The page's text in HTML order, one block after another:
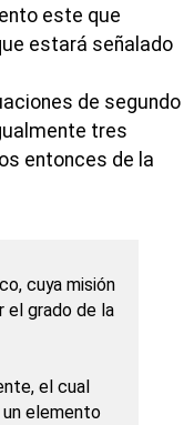
este que
estará señalado
de segundo
tres
entonces de la
cuya misión
el grado de la
el cual
elemento